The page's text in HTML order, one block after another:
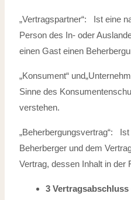
„Vertragspartner“: Ist eine
Person des In- oder
einen Gast einen
„Konsument“
Sinne des
verstehen.
„Beherbergungsvertrag“:
Beherberger und dem
Vertrag, dessen Inhalt in der
3 Vertragsabschluss